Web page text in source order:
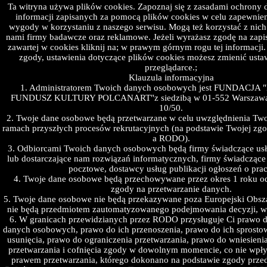
Ta witryna używa plików cookies. Zapoznaj się z zasadami ochrony
informacji zapisanych za pomocą plików cookies w celu
wygody w korzystaniu z naszego serwisu. Mogą też korzystać z nich
nami firmy badawcze oraz reklamowe. Jeżeli wyrażasz zgodę na
zawartej w cookies kliknij na; w prawym górnym rogu tej informacji.
zgody, ustawienia dotyczące plików cookies możesz zmienić
przeglądarce.;
Klauzula informacyjna
1. Administratorem Twoich danych osobowych jest FUNDACJA
FUNDUSZ KULTURY POLCANART"z siedzibą w 01-552
10/50.
2. Twoje dane osobowe będą przetwarzane w celu uwzględnienia
ramach przyszłych procesów rekrutacyjnych (na podstawie Twojej
a RODO).
3. Odbiorcami Twoich danych osobowych będą firmy świadczące
lub dostarczające nam rozwiązań informatycznych, firmy
pocztowe, dostawcy usług publikacji ogłoszeń o
4. Twoje dane osobowe będą przechowywane przez okres 1 roku
zgody na przetwarzanie danych.
5. Twoje dane osobowe nie będą przekazywane poza Europejski
nie będą przedmiotem zautomatyzowanego podejmowania decyzji,
6. W granicach przewidzianych przez RODO przysługuje Ci prawo
danych osobowych, prawo do ich przenoszenia, prawo do ich
usunięcia, prawo do ograniczenia przetwarzania, prawo do
przetwarzania i cofnięcia zgody w dowolnym momencie, co nie
prawem przetwarzania, którego dokonano na podstawie zgody
F U N D A C J A
N I E Z A L E Ż N Y  F U N D U S Z  K U L T U R Y  P O L C A N A R T